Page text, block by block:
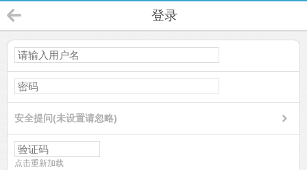
登录
安全提问(未设置请忽略)
点击重新加载